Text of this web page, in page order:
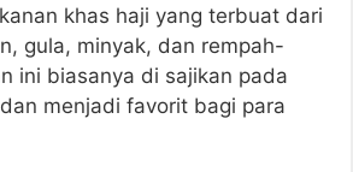
khas haji yang terbuat dari
gula, minyak, dan rempah-
ini biasanya di sajikan pada
menjadi favorit bagi para